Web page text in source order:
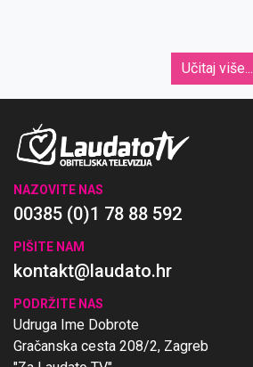
Učitaj više...
NAZOVITE NAS
00385 (0)1 78 88 592
PIŠITE NAM
kontakt@laudato.hr
PODRŽITE NAS
Udruga Ime Dobrote
Gračanska cesta 208/2, Zagreb